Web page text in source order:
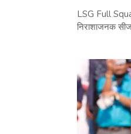
LSG Full
निराशाजनक